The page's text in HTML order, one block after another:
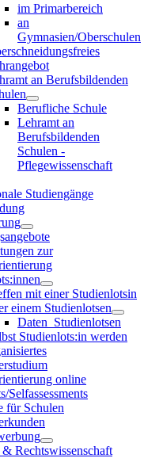
im Primarbereich
an
Gymnasien/Oberschulen
an Berufsbildenden
Berufliche Schule
Lehramt an
Berufsbildenden
Schulen -
Pflegewissenschaft
Studiengänge
zur
mit einer Studienlotsin
einem Studienlotsen
Daten_Studienlotsen
Studienlots:in werden
online
Selfassessments
für Schulen
Rechtswissenschaft